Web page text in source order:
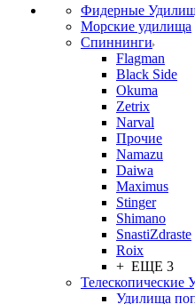
Фидерные
Морские удилища
Спиннинги
Flagman
Black Side
Okuma
Zetrix
Narval
Прочие
Namazu
Daiwa
Maximus
Stinger
Shimano
SnastiZdraste
Roix
+ ЕЩЕ 3
Телескопические
Удилища